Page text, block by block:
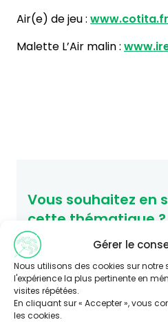
Gérer le
Nous utilisons des cookies sur notre
l'expérience la plus pertinente en
visites répétées.
En cliquant sur « Accepter », vous
les cookies.
Air(e) de jeu : www.cotita.fr
Malette L’Air malin :
Vous souhaitez en
cette thématique ?
Consultez le site Agir-
pour agir en Éducation et
Santé-Environnement.
agir-ese.org